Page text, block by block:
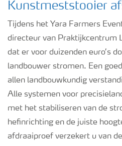
Kunstmeststooier
Tijdens het Yara Farmers
directeur van Praktijkcentrum
dat er voor duizenden euro’s
landbouwer stromen. Een
allen landbouwkundig
Alle systemen voor
met het stabiliseren van de
hefinrichting en de juiste
afdraaiproef verzekert u van